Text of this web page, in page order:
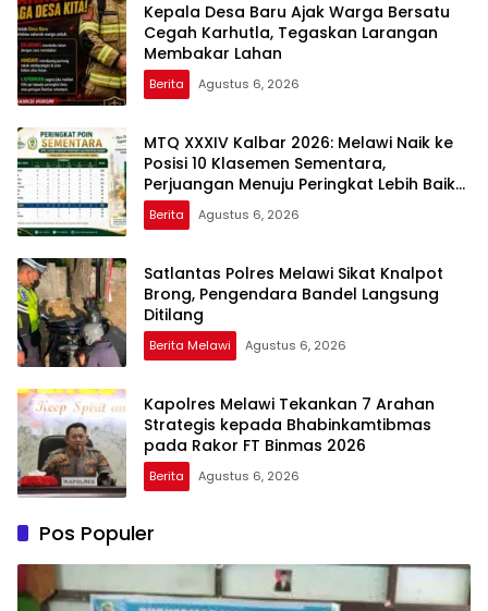
Kepala Desa Baru Ajak Warga Bersatu
Cegah Karhutla, Tegaskan Larangan
Membakar Lahan
Berita Agustus 6, 2026
MTQ XXXIV Kalbar 2026: Melawi Naik ke
Posisi 10 Klasemen Sementara,
Perjuangan Menuju Peringkat Lebih Baik
Berlanjut
Berita Agustus 6, 2026
Satlantas Polres Melawi Sikat Knalpot
Brong, Pengendara Bandel Langsung
Ditilang
Berita Melawi Agustus 6, 2026
Kapolres Melawi Tekankan 7 Arahan
Strategis kepada Bhabinkamtibmas
pada Rakor FT Binmas 2026
Berita Agustus 6, 2026
Pos Populer